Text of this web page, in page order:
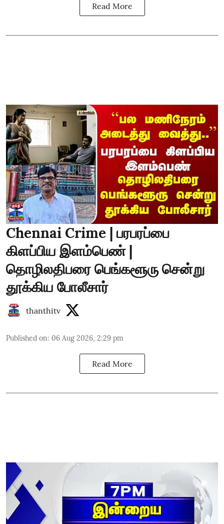
Read More
Chennai Crime | பரபரப்பை
கிளப்பிய இளம்பெண் |
தொழிலதிபரை பெங்களூரு சென்று
தூக்கிய போலீசார்
thanthitv
Published on: 06 Aug 2026, 2:29 pm
Read More